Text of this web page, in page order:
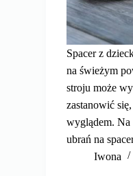
Spacer z
na świeżym
stroju może
zastanowić
wyglądem.
ubrań na
Iwona